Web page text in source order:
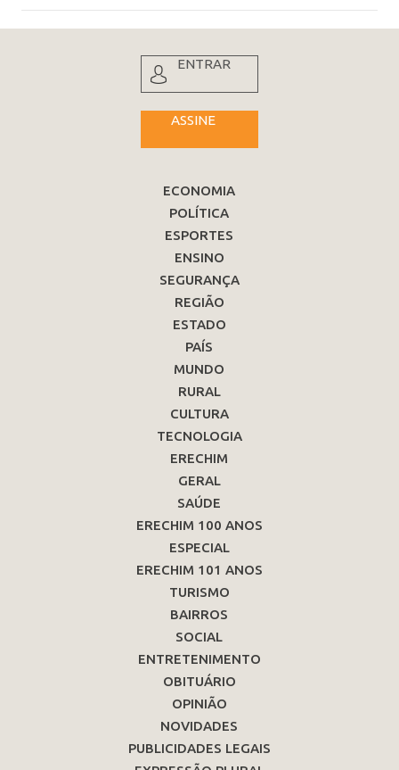
ENTRAR
ASSINE
ECONOMIA
POLÍTICA
ESPORTES
ENSINO
SEGURANÇA
REGIÃO
ESTADO
PAÍS
MUNDO
RURAL
CULTURA
TECNOLOGIA
ERECHIM
GERAL
SAÚDE
ERECHIM 100 ANOS
ESPECIAL
ERECHIM 101 ANOS
TURISMO
BAIRROS
SOCIAL
ENTRETENIMENTO
OBITUÁRIO
OPINIÃO
NOVIDADES
PUBLICIDADES LEGAIS